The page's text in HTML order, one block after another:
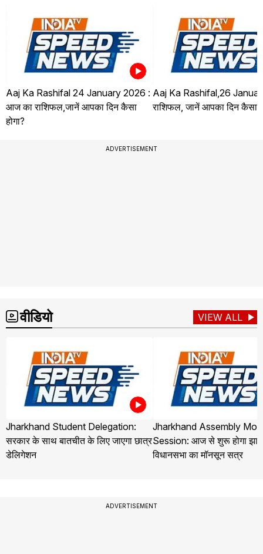
Aaj Ka Rashifal 24 January 2026 :
आज का राशिफल,जानें आपका दिन कैसा
होगा?
Aaj Ka Rashifal,26
राशिफल, जानें आपका दिन कैसा
ADVERTISEMENT
वीडियो VIEW ALL
Jharkhand Student Delegation:
सरकार के साथ बातचीत के लिए जाएगा छात्र
डेलिगेशन
Jharkhand Assembly
Session: आज से शुरू होगा
विधानसभा का मॉनसून सत्र
ADVERTISEMENT